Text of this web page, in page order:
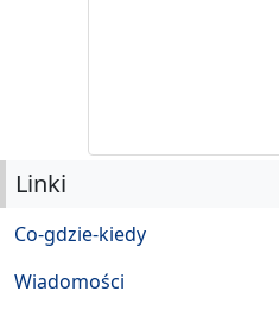
Linki
Co-gdzie-kiedy
Wiadomości